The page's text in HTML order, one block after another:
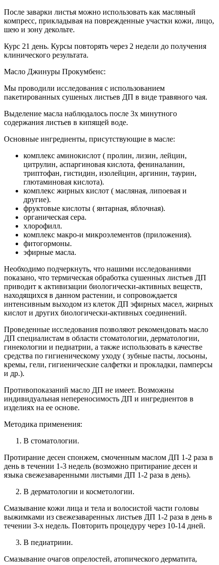
После заварки листья можно использовать как масляный
компресс, прикладывая на поврежденные участки кожи, лицо,
шею и зону декольте.
Курс 21 день. Курсы повторять через 2 недели до получения
клинического результата.
Масло Джинуры Прокумбенс:
Мы проводили исследования с использованием
пакетированных сушеных листьев ДП в виде травяного чая.
Выделение масла наблюдалось после 3х минутного
содержания листьев в кипящей воде.
Основные ингредиенты, присутствующие в масле:
комплекс аминокислот ( пролин, лизин, лейцин,
цитрулин, аспаргиновая кислота, фениналанин,
триптофан, гистидин, изолейцин, аргинин, таурин,
глютаминовая кислота).
комплекс жирных кислот ( масляная, липоевая и
другие).
фруктовые кислоты ( янтарная, яблочная).
органическая сера.
хлорофилл.
комплекс макро-и микроэлементов (приложения).
фитогормоны.
эфирные масла.
Необходимо подчеркнуть, что нашими исследованиями
показано, что термическая обработка сушенных листьев ДП
приводит к активизации биологически-активных веществ,
находящихся в данном растении, и сопровождается
интенсивным выходом из клеток ДП эфирных масел, жирных
кислот и других биологически-активных соединений.
Проведенные исследования позволяют рекомендовать масло
ДП специалистам в области стоматологии, дерматологии,
гинекологии и педиатрии, а также использовать в качестве
средства по гигиеническому уходу ( зубные пасты, лосьоны,
кремы, гели, гигиенические салфетки и прокладки, памперсы
и др.).
Противопоказаний масло ДП не имеет. Возможны
индивидуальная непереносимость ДП и ингредиентов в
изделиях на ее основе.
Методика применения:
В стоматологии.
Протирание десен спонжем, смоченным маслом ДП 1-2 раза в
день в течении 1-3 недель (возможно притирание десен и
языка свежезаваренными листьями ДП 1-2 раза в день).
В дерматологии и косметологии.
Смазывание кожи лица и тела и волосистой части головы
выжимками из свежезаваренных листьев ДП 1-2 раза в день в
течении 3-х недель. Повторить процедуру через 10-14 дней.
В педиатриии.
Смазывание очагов опрелостей, атопического дерматита,